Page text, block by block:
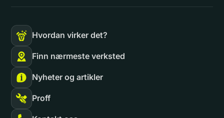
Hvordan virker det?
Finn nærmeste verksted
Nyheter og artikler
Proff